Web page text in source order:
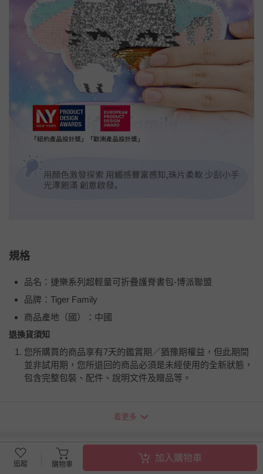
規格
品名：捷樂系列超輕量可折疊護脊書包-博派聯盟
品牌：Tiger Family
商品產地（國）：中國
退換貨須知
您所購買的商品享有7天的鑑賞期／猶豫期權益，但此期間
並非試用期，您所退回的商品必須是未經使用的全新狀態，
包含完整包裝、配件、說明文件及贈品等。
瑕疵退換貨所產生的運費，將由媽咪愛負責處理，若非瑕疵
並點選『我要退貨』即可進行申請。若有相關退貨問題，請
至媽咪愛LINE@客服ID: @mamilove我們將依序為您處理
看更多
其他媽咪也在逛
追蹤 購物車
加入購物車